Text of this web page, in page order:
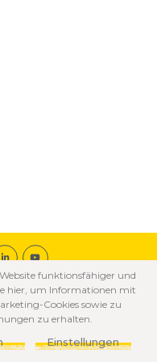
vorbehalten.
NUTZUNGSBEDINGUNGEN
funktionsfähiger und
hier, um Informationen mit
Cookies sowie zu
zu erhalten.
Einstellungen